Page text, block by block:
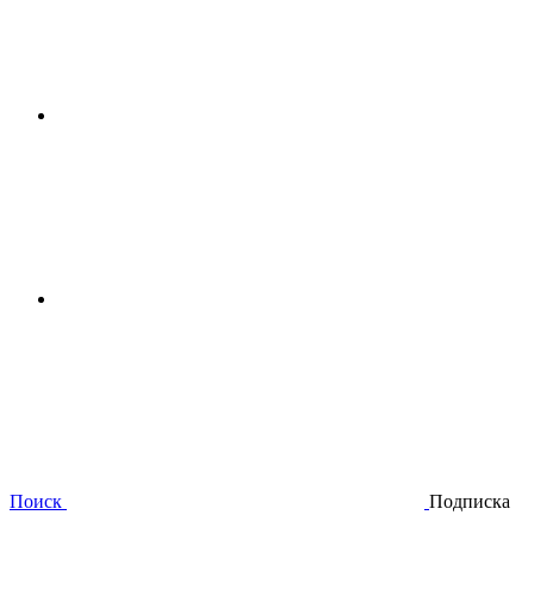
Поиск Подписка